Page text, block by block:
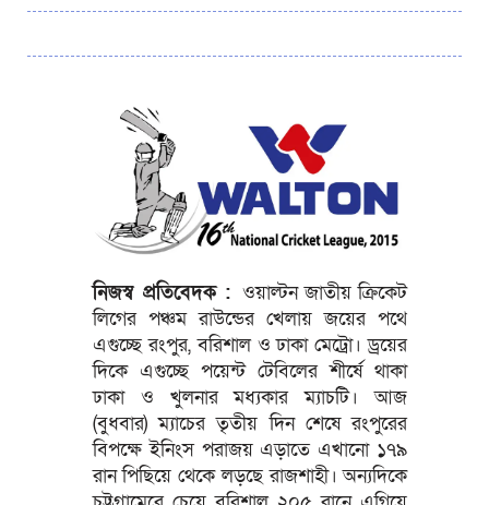
নিজস্ব প্রতিবেদক :ওয়াল্টন জাতীয় ক্রিকেট
লিগের পঞ্চম রাউন্ডের খেলায় জয়ের পথে
এগুচ্ছে রংপুর, বরিশাল ও ঢাকা মেট্রো। ড্রয়ের
দিকে এগুচ্ছে পয়েন্ট টেবিলের শীর্ষে থাকা
ঢাকা ও খুলনার মধ্যকার ম্যাচটি। আজ
(বুধবার) ম্যাচের তৃতীয় দিন শেষে রংপুরের
বিপক্ষে ইনিংস পরাজয় এড়াতে এখানো ১৭৯
রান পিছিয়ে থেকে লড়ছে রাজশাহী। অন্যদিকে